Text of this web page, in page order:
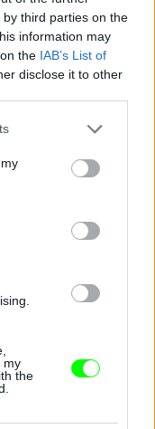
third parties on the
information may
the IAB’s List of
disclose it to other
or more Google
You may click to
third-party tags to
in below Google
my
the